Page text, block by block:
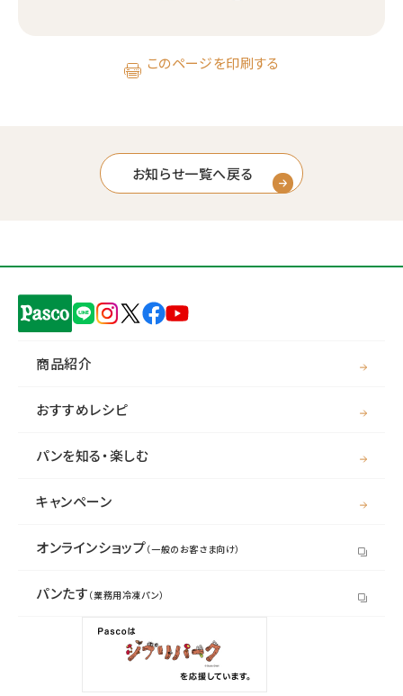
このページを印刷する
お知らせ一覧へ戻る
商品紹介
おすすめレシピ
パンを知る・楽しむ
キャンペーン
オンラインショップ（一般のお客さま向け）
パンたす （業務用冷凍パン）